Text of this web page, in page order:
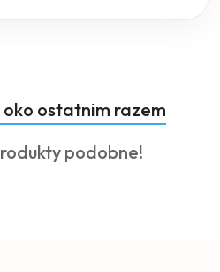
oko ostatnim razem
podobne!